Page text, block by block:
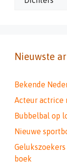
Nieuwste
Bekende
Acteur actrice
Bubbelbal op
Nieuwe
boek